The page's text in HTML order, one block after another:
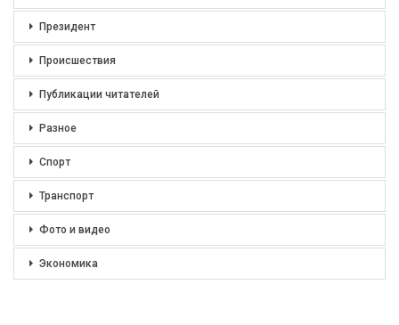
Президент
Происшествия
Публикации читателей
Разное
Спорт
Транспорт
Фото и видео
Экономика